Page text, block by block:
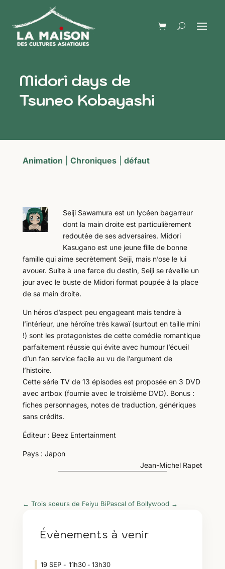
Midori days de
Tsuneo Kobayashi
Animation Chroniques| défaut
Seiji Sawamura est un lycéen bagarreur
dont la main droite est particulièrement
redoutée de ses adversaires. Midori
Kasugano est une jeune fille de bonne
famille qui aime secrètement Seiji, mais n’ose le lui
avouer. Suite à une farce du destin, Seiji se réveille un
jour avec le buste de Midori format poupée à la place
de sa main droite.
Un héros d’aspect peu engageant mais tendre à
l’intérieur, une héroïne très kawaï (surtout en taille mini
!) sont les protagonistes de cette comédie romantique
parfaitement réussie qui évite avec humour l’écueil
d’un fan service facile au vu de l’argument de
l’histoire.
Cette série TV de 13 épisodes est proposée en 3 DVD
avec artbox (fournie avec le troisième DVD). Bonus :
fiches personnages, notes de traduction, génériques
sans crédits.
Éditeur : Beez Entertainment
Pays : Japon
Jean-Michel Rapet
← Trois soeurs de Feiyu BiPascal of Bollywood →
Évènements à venir
19 SEP 11h30- 13h30